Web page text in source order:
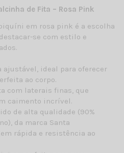
de Fita – Rosa Pink
em rosa pink é a escolha
se com estilo e
ajustável, ideal para oferecer
ao corpo.
com laterais finas, que
caimento incrível.
de alta qualidade (90%
da marca Santa
rápida e resistência ao